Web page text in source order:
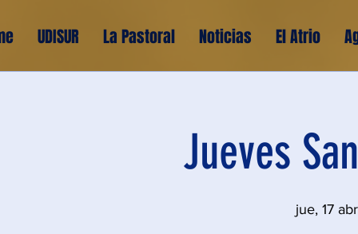
UDISUR La Pastoral Noticias El Atrio
Jueves
jue, 17 abr